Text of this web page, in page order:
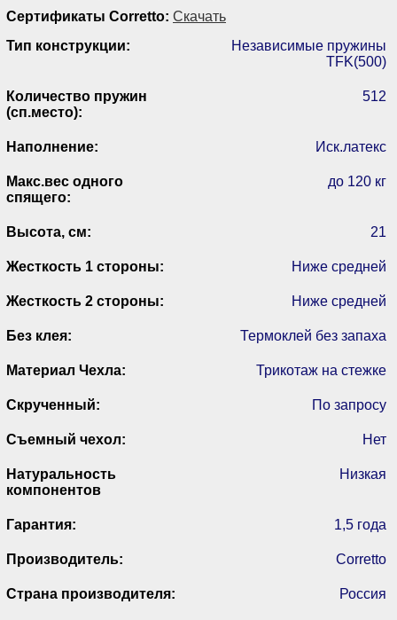
Сертификаты Corretto: Скачать
Тип конструкции:
Независимые пружины
TFK(500)
Количество пружин
(сп.место):
512
Наполнение: Иск.латекс
Макс.вес одного
спящего:
до 120 кг
Высота, см: 21
Жесткость 1 стороны: Ниже средней
Жесткость 2 стороны: Ниже средней
Без клея: Термоклей без запаха
Материал Чехла: Трикотаж на стежке
Скрученный: По запросу
Съемный чехол: Нет
Натуральность
компонентов
Низкая
Гарантия: 1,5 года
Производитель: Corretto
Страна производителя: Россия